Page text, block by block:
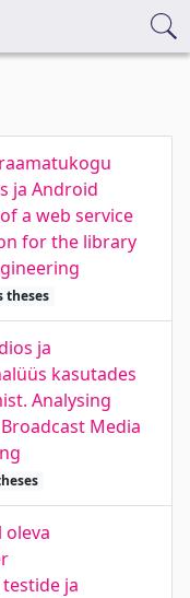
ja Android
a web service
for the library
theses
ja
kasutades
Analysing
Media
oleva
ja